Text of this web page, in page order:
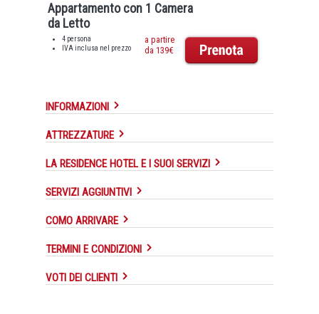
Appartamento con 1 Camera
da Letto
4 persona
IVA inclusa nel prezzo
a partire
da 139€
INFORMAZIONI
ATTREZZATURE
LA RESIDENCE HOTEL E I SUOI SERVIZI
SERVIZI AGGIUNTIVI
COMO ARRIVARE
TERMINI E CONDIZIONI
VOTI DEI CLIENTI